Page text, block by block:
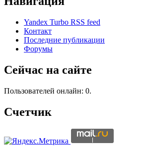
Yandex Turbo RSS feed
Контакт
Последние публикации
Форумы
Сейчас на сайте
Пользователей онлайн: 0.
Счетчик